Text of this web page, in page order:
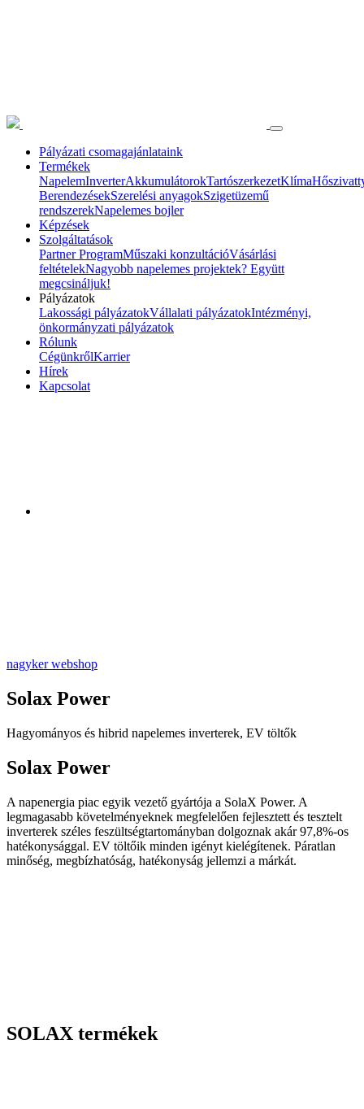
Pályázati csomagajánlataink
Termékek
NapelemInverterAkkumulátorokTartószerkezetKlíma
BerendezésekSzerelési anyagokSzigetüzemű
rendszerekNapelemes bojler
Képzések
Szolgáltatások
Partner ProgramMűszaki konzultációVásárlási
feltételekNagyobb napelemes projektek? Együtt
megcsináljuk!
Pályázatok
Lakossági pályázatokVállalati pályázatokIntézményi,
önkormányzati pályázatok
Rólunk
CégünkrőlKarrier
Hírek
Kapcsolat
nagyker webshop
Solax Power
Hagyományos és hibrid napelemes inverterek, EV töltők
Solax Power
A napenergia piac egyik vezető gyártója a SolaX Power. A
legmagasabb követelményeknek megfelelően fejlesztett és tesztelt
inverterek széles feszültségtartományban dolgoznak akár 97,8%-os
hatékonysággal. EV töltőik minden igényt kielégítenek. Páratlan
minőség, megbízhatóság, hatékonyság jellemzi a márkát.
SOLAX termékek